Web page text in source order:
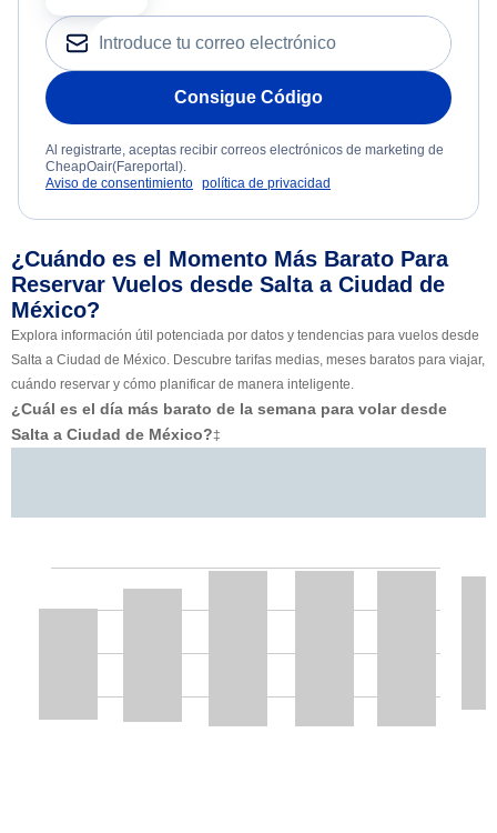
Consigue Código
Al registrarte, aceptas recibir correos electrónicos de marketing de
CheapOair(Fareportal).
Aviso de consentimiento política de privacidad
¿Cuándo es el Momento Más Barato Para
Reservar Vuelos desde Salta a Ciudad de
México?
Explora información útil potenciada por datos y tendencias para vuelos desde
Salta a Ciudad de México. Descubre tarifas medias, meses baratos para viajar,
cuándo reservar y cómo planificar de manera inteligente.
¿Cuál es el día más barato de la semana para volar desde
Salta a Ciudad de México?‡